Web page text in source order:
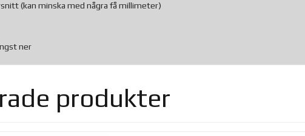
(kan minska med några få millimeter)
ner
produkter